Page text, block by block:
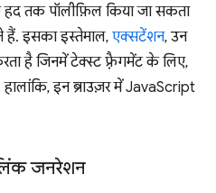
तक पॉलीफ़िल किया जा सकता
हैं. इसका इस्तेमाल,एक्सटेंशन, उन
है जिनमें टेक्स्ट फ़्रैगमेंट के लिए,
इन ब्राउज़र में JavaScript
लिंक जनरेशन